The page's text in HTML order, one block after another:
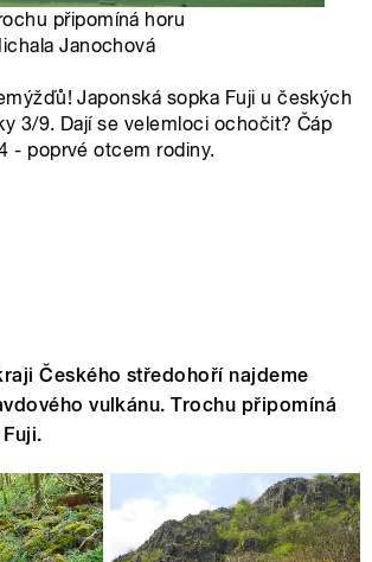
připomíná horu
Janochová
Japonská sopka Fuji u českých
3/9. Dají se velemloci ochočit? Čáp
- poprvé otcem rodiny.
Českého středohoří najdeme
vulkánu. Trochu připomíná